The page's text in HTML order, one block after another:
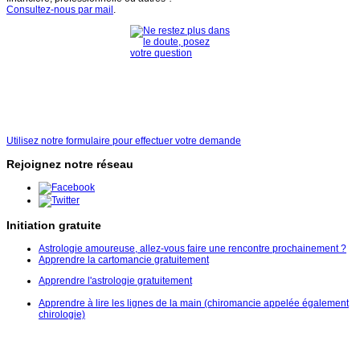
Consultez-nous par mail .
Utilisez notre formulaire pour effectuer votre demande
Rejoignez notre réseau
Initiation gratuite
Astrologie amoureuse, allez-vous faire une rencontre prochainement ?
Apprendre la cartomancie gratuitement
Apprendre l'astrologie gratuitement
Apprendre à lire les lignes de la main (chiromancie appelée également
chirologie)